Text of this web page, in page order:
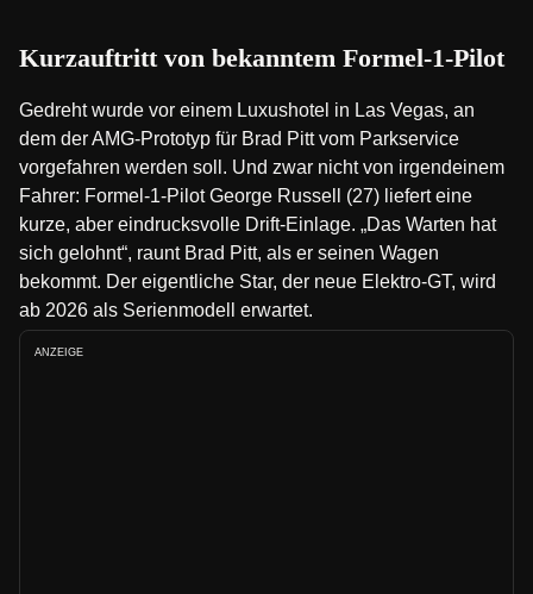
Kurzauftritt von bekanntem Formel-1-Pilot
Gedreht wurde vor einem Luxushotel in Las Vegas, an
dem der AMG-Prototyp für Brad Pitt vom Parkservice
vorgefahren werden soll. Und zwar nicht von irgendeinem
Fahrer: Formel-1-Pilot George Russell (27) liefert eine
kurze, aber eindrucksvolle Drift-Einlage. „Das Warten hat
sich gelohnt“, raunt Brad Pitt, als er seinen Wagen
bekommt. Der eigentliche Star, der neue Elektro-GT, wird
ab 2026 als Serienmodell erwartet.
ANZEIGE